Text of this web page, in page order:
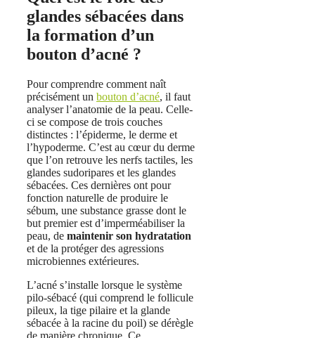
glandes sébacées dans
la formation d’un
bouton d’acné ?
Pour comprendre comment naît
précisément un bouton d’acné, il faut
analyser l’anatomie de la peau. Celle-
ci se compose de trois couches
distinctes : l’épiderme, le derme et
l’hypoderme. C’est au cœur du derme
que l’on retrouve les nerfs tactiles, les
glandes sudoripares et les glandes
sébacées. Ces dernières ont pour
fonction naturelle de produire le
sébum, une substance grasse dont le
but premier est d’imperméabiliser la
peau, de maintenir son hydratation
et de la protéger des agressions
microbiennes extérieures.
L’acné s’installe lorsque le système
pilo-sébacé (qui comprend le follicule
pileux, la tige pilaire et la glande
sébacée à la racine du poil) se dérègle
de manière chronique. Ce